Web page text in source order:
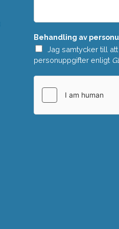
a
d
e
*
Behandling av
Jag samtycker till
personuppgifter enligt